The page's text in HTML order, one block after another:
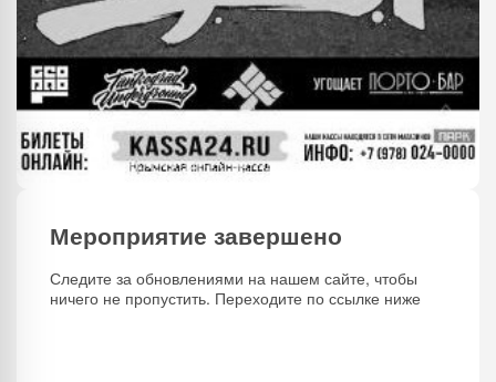
Мероприятие завершено
Следите за обновлениями на нашем сайте, чтобы
ничего не пропустить. Переходите по ссылке ниже